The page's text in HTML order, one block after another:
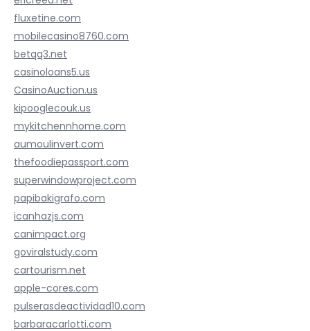
fluxetine.com
mobilecasino8760.com
betqq3.net
casinoloans5.us
CasinoAuction.us
kipooglecouk.us
mykitchennhome.com
aumoulinvert.com
thefoodiepassport.com
superwindowproject.com
papibakigrafo.com
icanhazjs.com
canimpact.org
goviralstudy.com
cartourism.net
apple-cores.com
pulserasdeactividad10.com
barbaracarlotti.com